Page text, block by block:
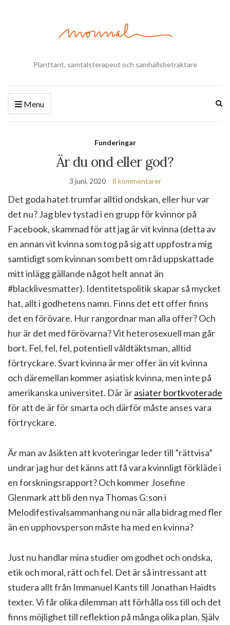
Planttant, samtalsterapeut och samhällsbetraktare
Menu
Funderingar
Är du ond eller god?
3 juni, 2020 8 kommentarer
Det goda hatet trumfar alltid ondskan, eller hur var
det nu? Jag blev tystad i en grupp för kvinnor på
Facebook, skammad för att jag är vit kvinna (detta av
en annan vit kvinna som tog på sig att uppfostra mig
samtidigt som kvinnan som bett om råd uppskattade
mitt inlägg gällande något helt annat än
#blacklivesmatter). Identitetspolitik skapar så mycket
hat, allt i godhetens namn. Finns det ett offer finns
det en förövare. Hur rangordnar man alla offer? Och
hur är det med förövarna? Vit heterosexuell man går
bort. Fel, fel, fel, potentiell våldtäktsman, alltid
förtryckare. Svart kvinna är mer offer än vit kvinna
och däremellan kommer asiatisk kvinna, men inte på
amerikanska universitet. Där ärasiater bortkvoterade
för att de är för smarta och därför måste anses vara
förtryckare.
Är man av åsikten att kvoteringar leder till ”rättvisa”
undrar jag hur det känns att få vara kvinnligt förkläde i
en forskningsrapport? Och kommer Josefine
Glenmark att bli den nya Thomas G:son i
Melodifestivalsammanhang nu när alla bidrag med fler
än en upphovsperson måste ha med en kvinna?
Just nu handlar mina studier om godhet och ondska,
etik och moral, rätt och fel. Det är så intressant att
studera allt från Immanuel Kants till Jonathan Haidts
texter. Vi får olika dilemman att förhålla oss till och det
finns möjlighet till reflektion på många olika plan. Själv